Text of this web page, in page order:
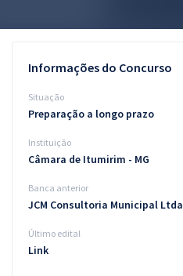
Questões grátis
Blog
Aprovados
Atendimento
Informações do Concurso
Situação
Preparação a longo prazo
Instituição
Câmara de Itumirim - MG
Banca anterior
JCM Consultoria Municipal Ltda
Último edital
Link